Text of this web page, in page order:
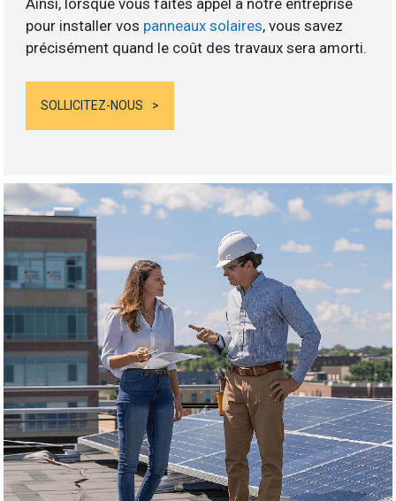
pour installer vos panneaux solaires, vous savez
précisément quand le coût des travaux sera amorti.
SOLLICITEZ-NOUS